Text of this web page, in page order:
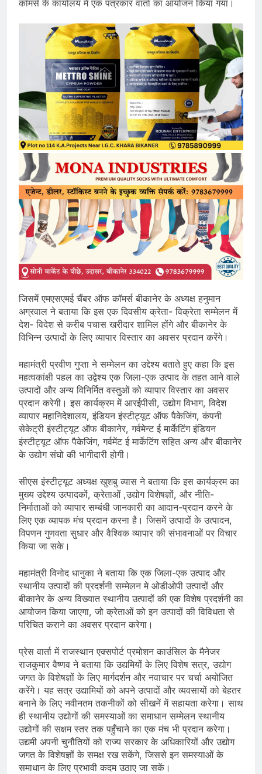
कॉमर्स के कार्यालय में एक पत्रकार वार्ता का आयोजन किया गया।
जिसमें एमएसएमई चैंबर ऑफ कॉमर्स बीकानेर के अध्यक्ष हनुमान
अग्रवाल ने बताया कि इस एक दिवसीय क्रेता- विक्रेता सम्मेलन में
देश- विदेश से करीब पचास खरीदार शामिल होंगे और बीकानेर के
विभिन्न उत्पादों के लिए व्यापार विस्तार का अवसर प्रदान करेंगे।
महामंत्री प्रवीण गुप्ता ने सम्मेलन का उद्देश्य बताते हुए कहा कि इस
महत्वकांक्षी पहल का उद्वेश्य एक जिला-एक उत्पाद के तहत आने वाले
उत्पादों और अन्य विनिर्मित वस्तुओं को व्यापार विस्तार का अवसर
प्रदान करेगी। इस कार्यक्रम में आरईपीसी, उद्योग विभाग, विदेश
व्यापार महानिदेशालय, इंडियन इंस्टीट्यूट ऑफ पैकेजिंग, कंपनी
सेकेट्री इंस्टीट्यूट ऑफ बीकानेर, गर्वमेन्ट ई मार्केटिंग इंडियन
इंस्टीट्यूट ऑफ पैकेजिंग, गर्वमेंट ई मार्केटिंग सहित अन्य और बीकानेर
के उद्योग संघो की भागीदारी होगी।
सीएस इंस्टीट्यूट अध्यक्ष खुशबु व्यास ने बताया कि इस कार्यक्रम का
मुख्य उद्देश्य उत्पादकों, क्रेताओं ,उद्योग विशेषज्ञों, और नीति-
निर्माताओं को व्यापार सम्बंधी जानकारी का आदान-प्रदान करने के
लिए एक व्यापक मंच प्रदान करना है। जिसमें उत्पादों के उत्पादन,
विपणन गुणवता सुधार और वैश्विक व्यापार की संभावनाओं पर विचार
किया जा सके।
महामंत्री विनोद धानुका ने बताया कि एक जिला-एक उत्पाद और
स्थानीय उत्पादों की प्रदर्शनी सम्मेलन मे ओडीओपी उत्पादों और
बीकानेर के अन्य विख्यात स्थानीय उत्पादों की एक विशेष प्रदर्शनी का
आयोजन किया जाएगा, जो क्रेताओं को इन उत्पादों की विविधता से
परिचित कराने का अवसर प्रदान करेगा।
प्रेस वार्ता में राजस्थान एक्सपोर्ट प्रमोशन काउंसिल के मैनेजर
राजकुमार वैष्णव ने बताया कि उद्यमियों के लिए विशेष सत्र, उद्योग
जगत के विशेषज्ञों के लिए मार्गदर्शन और नवाचार पर चर्चा अयोजित
करेंगे। यह सत्र उद्यामियों को अपने उत्पादों और व्यवसायों को बेहतर
बनाने के लिए नवीनतम तकनीकों को सीखनें में सहायता करेगा। साथ
ही स्थानीय उद्योगों की समस्याओं का समाधान सम्मेलन स्थानीय
उद्योगों की सक्षम स्तर तक पहुँचाने का एक मंच भी प्रदान करेगा।
उद्यमी अपनी चुनौतियों को राज्य सरकार के अधिकारियों और उद्योग
जगत के विशेषज्ञों के समक्ष रख सकेंगे, जिससे इन समस्याओं के
समाधान के लिए प्रभावी कदम उठाए जा सकें।